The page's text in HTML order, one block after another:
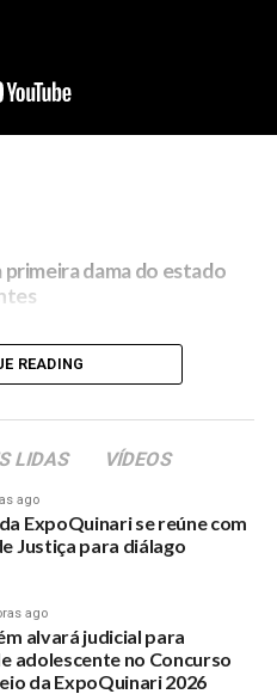
dama do estado
de Segurança
READING
LIDAS VÍDEOS
ago
ExpoQuinari se reúne com
Justiça para diálago
ago
alvará judicial para
adolescente no Concurso
da ExpoQuinari 2026